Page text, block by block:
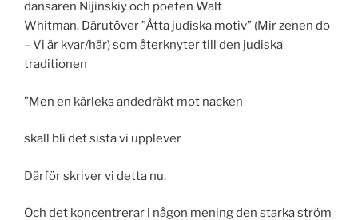
dansaren Nijinskiy och poeten Walt
Whitman. Därutöver ”Åtta judiska motiv” (Mir zenen do
– Vi är kvar/här) som återknyter till den judiska
traditionen
”Men en kärleks andedräkt mot nacken
skall bli det sista vi upplever
Därför skriver vi detta nu.
Och det koncentrerar i någon mening den starka ström